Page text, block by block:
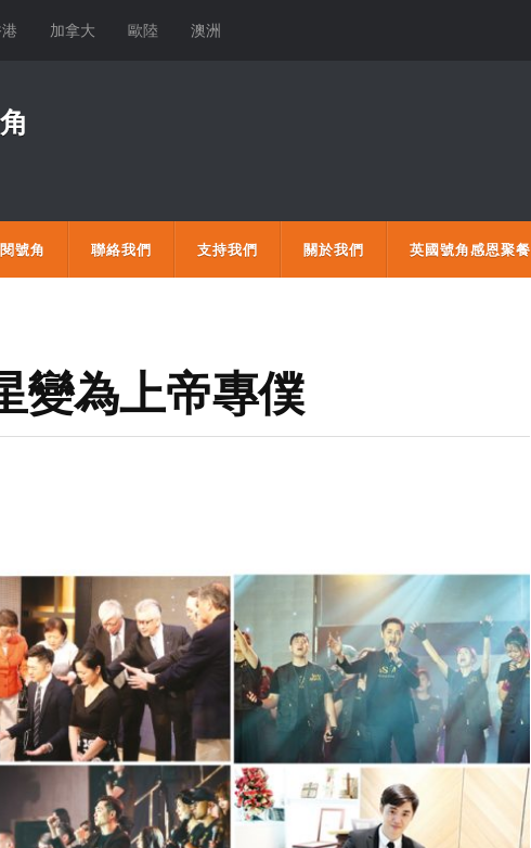
加拿大 歐陸 澳洲
號角 聯絡我們 支持我們 關於我們 英國號角感恩聚餐
變為上帝專僕